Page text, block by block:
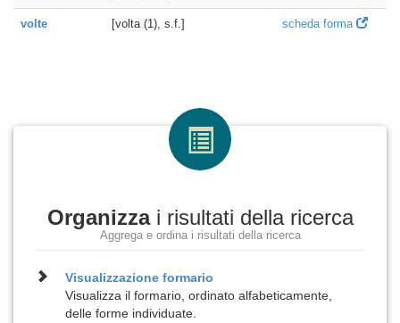
volte [volta (1), s.f.] scheda forma
Organizzai risultati della ricerca
Aggrega e ordina i risultati della ricerca
Visualizzazioneformario
Visualizza il formario, ordinato alfabeticamente,
delle forme individuate.